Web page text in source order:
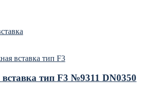
вставка тип F3
тип F3 №9311 DN0350